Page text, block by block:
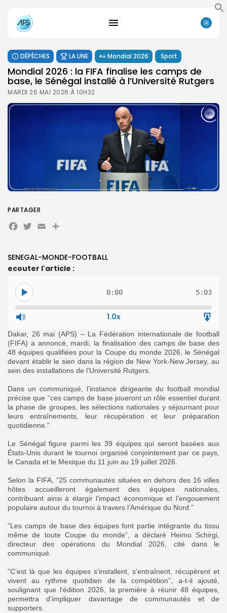
for:
Search
Button
DÉPÊCHES LA UNE Mondial 2026 Sport
‎Mondial 2026 : la FIFA finalise les camps de
base, le Sénégal installé à l’Université Rutgers
MARDI 26 MAI 2026 À 10H32
SENEGAL-MONDE-FOOTBALL
ecouter l'article :
0:00 5:03
1.0x
Dakar, 26 mai (APS) – La Fédération internationale de football
(FIFA) a annoncé, mardi, la finalisation des camps de base des
48 équipes qualifiées pour la Coupe du monde 2026, le Sénégal
devant établir le sien dans la région de New York-New Jersey, au
sein des installations de l’Université Rutgers.
‎Dans un communiqué, l’instance dirigeante du football mondial
précise que “ces camps de base joueront un rôle essentiel durant
la phase de groupes, les sélections nationales y séjournant pour
leurs entraînements, leur récupération et leur préparation
quotidienne.”
‎Le Sénégal figure parmi les 39 équipes qui seront basées aux
États-Unis durant le tournoi organisé conjointement par ce pays,
le Canada et le Mexique du 11 juin au 19 juillet 2026.
‎Selon la FIFA, “25 communautés situées en dehors des 16 villes
hôtes accueilleront également des équipes nationales,
contribuant ainsi à élargir l’impact économique et l’engouement
populaire autour du tournoi à travers l’Amérique du Nord.”
‎”Les camps de base des équipes font partie intégrante du tissu
même de toute Coupe du monde”, a déclaré Heimo Schirgi,
directeur des opérations du Mondial 2026, cité dans le
communiqué.
‎”C’est là que les équipes s’installent, s’entraînent, récupèrent et
vivent au rythme quotidien de la compétition”, a-t-il ajouté,
soulignant que l’édition 2026, la première à réunir 48 équipes,
permettra d’impliquer davantage de communautés et de
supporters.
PARTAGER
Facebook
Twitter
EmailPartager